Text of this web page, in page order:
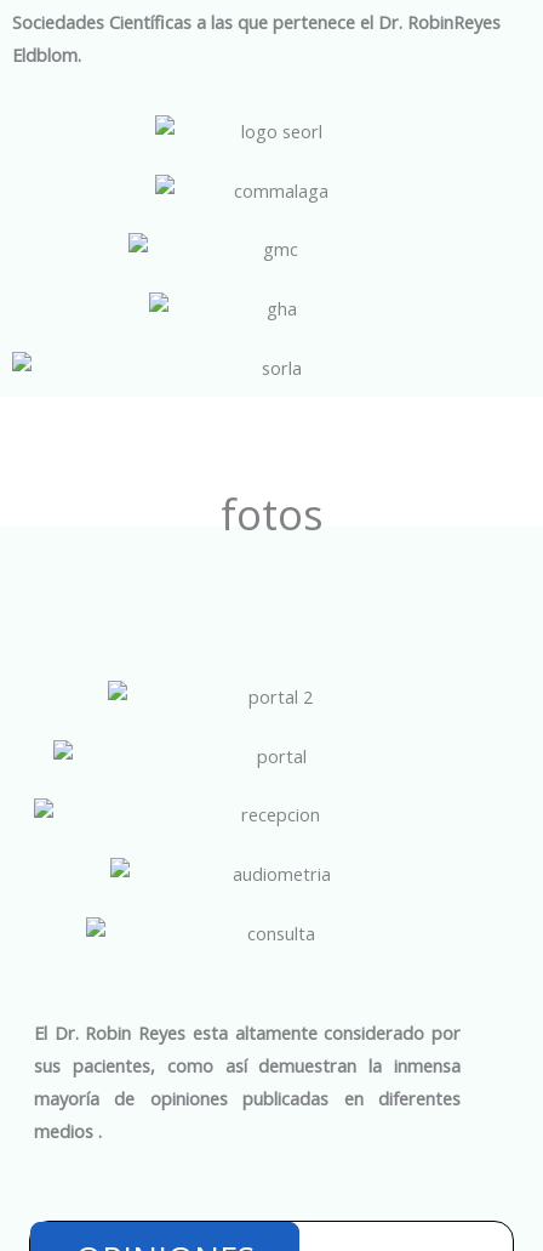
Sociedades Científicas a las que pertenece el Dr. RobinReyes
Eldblom.
fotos
El Dr. Robin Reyes esta altamente considerado por
sus pacientes, como así demuestran la inmensa
mayoría de opiniones publicadas en diferentes
medios .